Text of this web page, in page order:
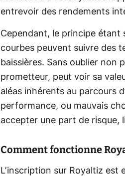
entrevoir des rendements
Cependant, le principe étant
courbes peuvent suivre des
baissières. Sans oublier non
prometteur, peut voir sa
aléas inhérents au parcours
performance, ou mauvais
accepter une part de risque,
Comment fonctionne
L’inscription sur Royaltiz